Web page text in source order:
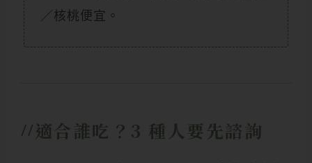
／核桃便宜。
適合誰吃？3 種人要先諮詢